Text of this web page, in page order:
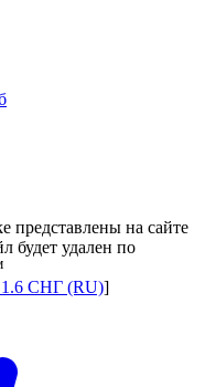
представлены на сайте
будет удален по
1.6 СНГ (RU)]